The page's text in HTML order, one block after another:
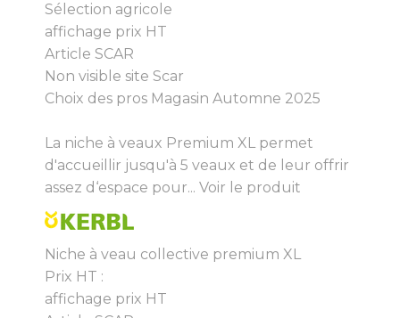
Sélection agricole
affichage prix HT
Article SCAR
Non visible site Scar
Choix des pros Magasin Automne 2025
La niche à veaux Premium XL permet
d'accueillir jusqu'à 5 veaux et de leur offrir
assez d‘espace pour... Voir le produit
Niche à veau collective premium XL
Prix HT :
affichage prix HT